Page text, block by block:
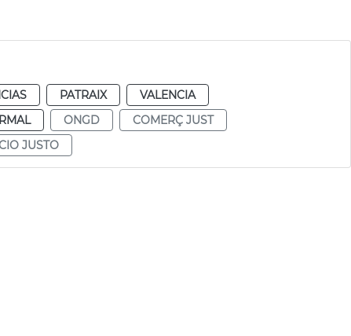
PATRAIX
VALENCIA
ONGD
COMERÇ JUST
JUSTO